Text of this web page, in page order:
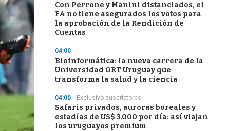
Con Perrone y Manini distanciados, el
FA no tiene asegurados los votos para
la aprobación de la Rendición de
Cuentas
04:00
Bioinformática: la nueva carrera de la
Universidad ORT Uruguay que
transforma la salud y la ciencia
04:00 Exclusivo suscriptores
Safaris privados, auroras boreales y
estadías de US$ 3.000 por día: así viajan
los uruguayos premium